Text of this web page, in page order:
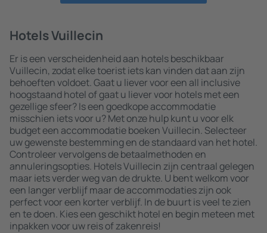
Hotels Vuillecin
Er is een verscheidenheid aan hotels beschikbaar
Vuillecin, zodat elke toerist iets kan vinden dat aan zijn
behoeften voldoet. Gaat u liever voor een all inclusive
hoogstaand hotel of gaat u liever voor hotels met een
gezellige sfeer? Is een goedkope accommodatie
misschien iets voor u? Met onze hulp kunt u voor elk
budget een accommodatie boeken Vuillecin. Selecteer
uw gewenste bestemming en de standaard van het hotel.
Controleer vervolgens de betaalmethoden en
annuleringsopties. Hotels Vuillecin zijn centraal gelegen
maar iets verder weg van de drukte. U bent welkom voor
een langer verblijf maar de accommodaties zijn ook
perfect voor een korter verblijf. In de buurt is veel te zien
en te doen. Kies een geschikt hotel en begin meteen met
inpakken voor uw reis of zakenreis!